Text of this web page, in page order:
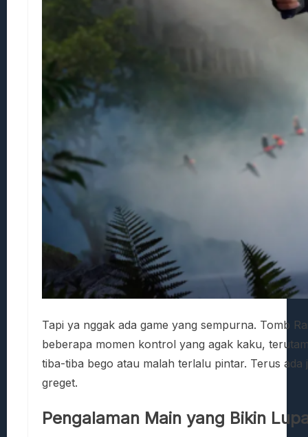
Tapi ya nggak ada game yang sempurna. Tomb
beberapa momen kontrol yang agak kaku,
tiba-tiba bego atau malah terlalu pintar. Terus
greget.
Pengalaman Main yang Bikin